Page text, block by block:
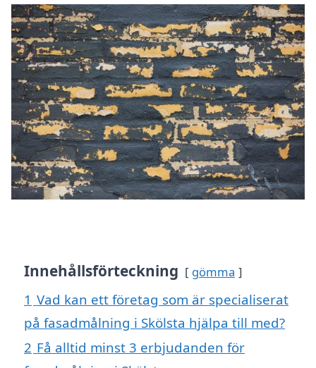
Innehållsförteckning gömma
1 Vad kan ett företag som är specialiserat
på fasadmålning i Skölsta hjälpa till med?
2 Få alltid minst 3 erbjudanden för